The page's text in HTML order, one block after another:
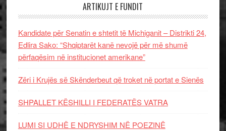
ARTIKUJT E FUNDIT
Kandidate për Senatin e shtetit të Michiganit – Distrikti 24,
Edlira Sako: “Shqiptarët kanë nevojë për më shumë
përfaqësim në institucionet amerikane”
Zëri i Krujës së Skënderbeut që troket në portat e Sienës
SHPALLET KËSHILLI I FEDERATËS VATRA
LUMI SI UDHË E NDRYSHIM NË POEZINË